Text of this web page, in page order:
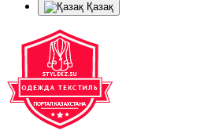
Қазақ